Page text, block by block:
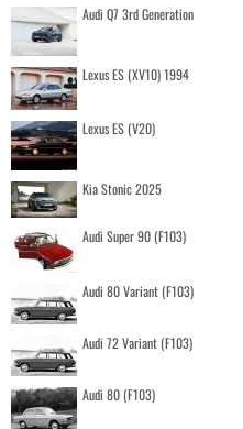
Audi Q7 3rd Generation
Lexus ES (XV10) 1994
Lexus ES (V20)
Kia Stonic 2025
Audi Super 90 (F103)
Audi 80 Variant (F103)
Audi 72 Variant (F103)
Audi 80 (F103)